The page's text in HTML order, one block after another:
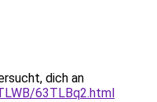
dich an
63TLBq2.html